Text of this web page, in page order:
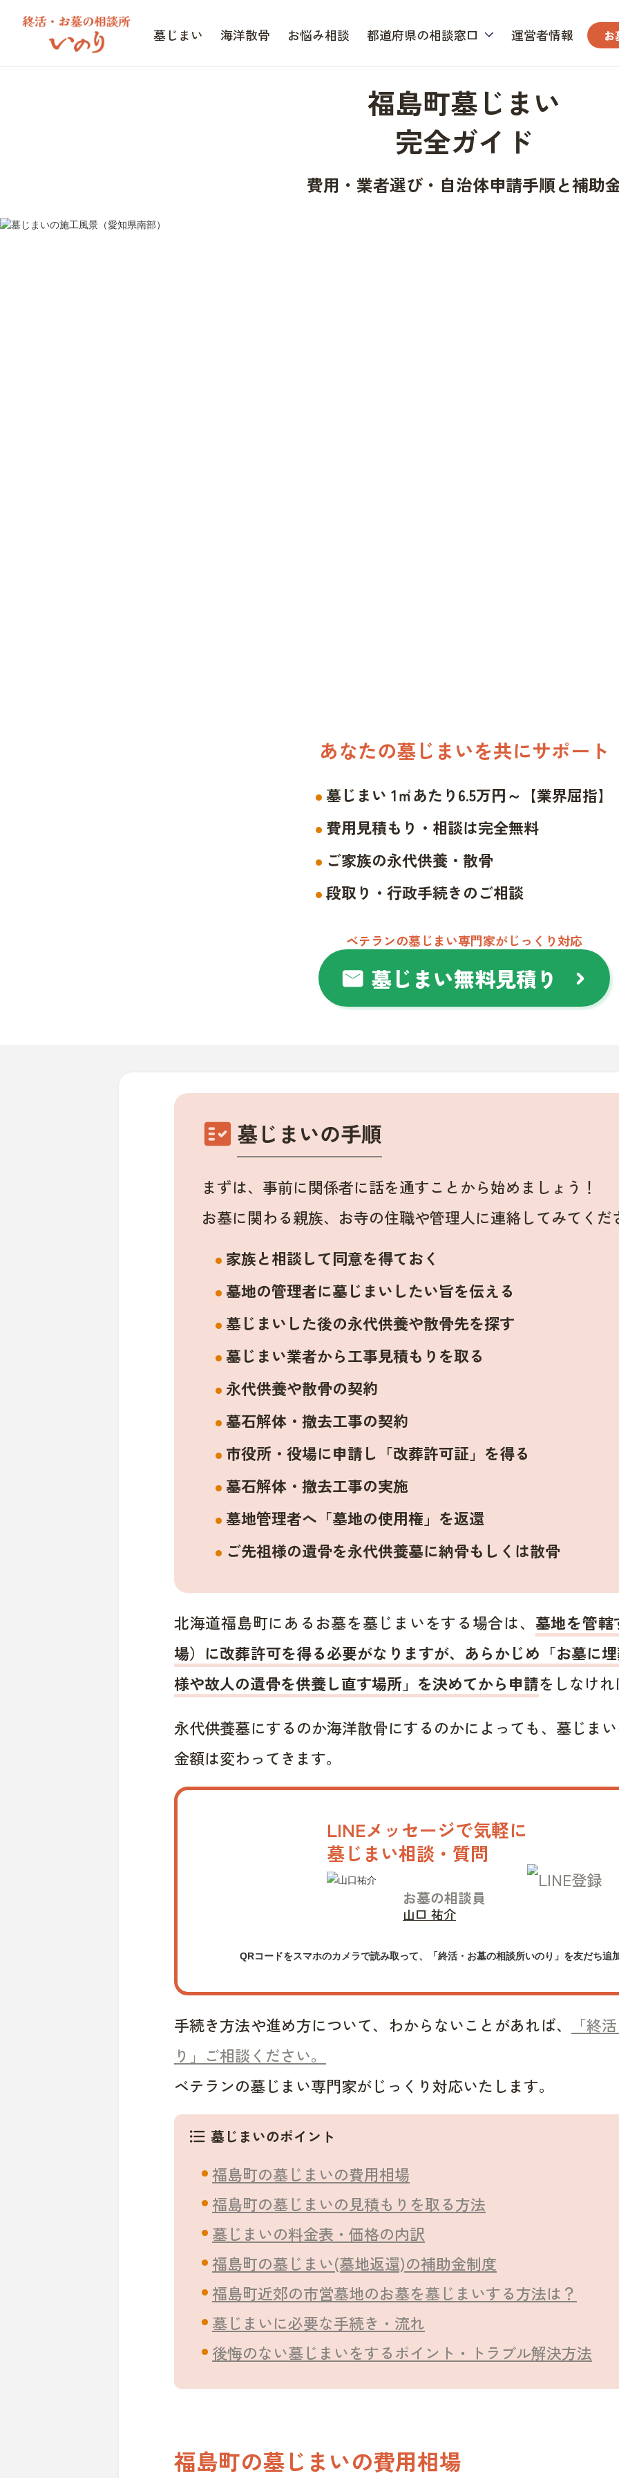
墓じまい 海洋散骨 お悩み相談 都道府県の相談窓口 運営者情報 お
福島町墓じまい
完全ガイド
費用・業者選び・自治体申請手順と補助
あなたの墓じまいを共にサポート
墓じまい 1㎡あたり6.5万円～【業界屈指】
費用見積もり・相談は完全無料
ご家族の永代供養・散骨
段取り・行政手続きのご相談
ベテランの墓じまい専門家がじっくり対応
mail 墓じまい無料見積り chevron_right
fact_check 墓じまいの手順
まずは、事前に関係者に話を通すことから始めましょう！
お墓に関わる親族、お寺の住職や管理人に連絡してみてくだ
家族と相談して同意を得ておく
墓地の管理者に墓じまいしたい旨を伝える
墓じまいした後の永代供養や散骨先を探す
墓じまい業者から工事見積もりを取る
永代供養や散骨の契約
墓石解体・撤去工事の契約
市役所・役場に申請し「改葬許可証」を得る
墓石解体・撤去工事の実施
墓地管理者へ「墓地の使用権」を返還
ご先祖様の遺骨を永代供養墓に納骨もしくは散骨
北海道福島町にあるお墓を墓じまいをする場合は、 墓地を管
場）に改葬許可を得る必要がなりますが、あらかじめ「お墓に
様や故人の遺骨を供養し直す場所」を決めてから申請をしなけ
永代供養墓にするのか海洋散骨にするのかによっても、墓じま
金額は変わってきます。
LINEメッセージで気軽に
墓じまい相談・質問
お墓の相談員
山口 祐介
QRコードをスマホのカメラで読み取って、「終活・お墓の相談所いのり」を友だち追
手続き方法や進め方について、わからないことがあれば、
「終
り」ご相談ください。
ベテランの墓じまい専門家がじっくり対応いたします。
format_list_bulleted 墓じまいのポイント
福島町の墓じまいの費用相場
福島町の墓じまいの見積もりを取る方法
墓じまいの料金表・価格の内訳
福島町の墓じまい(墓地返還)の補助金制度
福島町近郊の市営墓地のお墓を墓じまいする方法は？
墓じまいに必要な手続き・流れ
後悔のない墓じまいをするポイント・トラブル解決方法
福島町の墓じまいの費用相場